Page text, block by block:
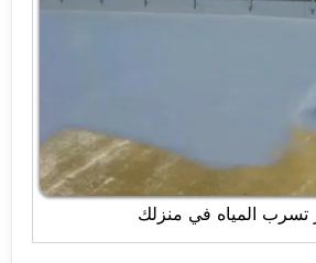
تسرب المياه في منزلك